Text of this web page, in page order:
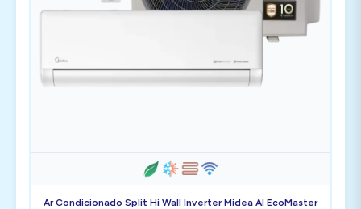
Ar Condicionado Split Hi Wall Inverter Midea AI EcoMaster